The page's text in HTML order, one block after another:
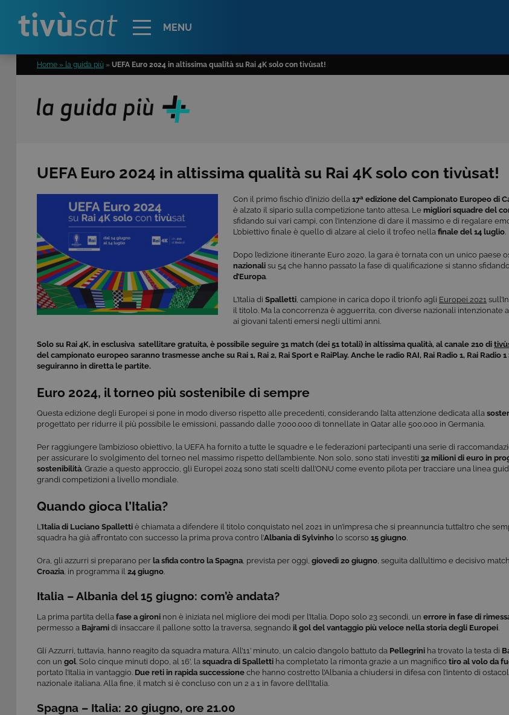
MENU
Home » la guida più » UEFA Euro 2024 in altissima qualità su Rai 4K solo con tivùsat!
UEFA Euro 2024 in altissima qualità su Rai 4K solo con tivùsat!
Con il primo fischio d’inizio della 17ª edizione del Campionato Europeo di
è alzato il sipario sulla competizione tanto attesa. Le migliori squadre del
sfidando sui vari campi, con l’intenzione di dare il massimo e di regalare
L’obiettivo finale è quello di alzare al cielo il trofeo nella finale del 14 luglio.
Dopo l’edizione itinerante Euro 2020, la gara è tornata con un unico paese
nazionali su 54 che hanno passato la fase di qualificazione si stanno
d’Europa.
L’Italia di Spalletti, campione in carica dopo il trionfo agli Europei 2021
il titolo. Ma la concorrenza è agguerrita, con diverse nazionali intenzionate
ai giovani talenti emersi negli ultimi anni.
Solo su Rai 4K, in esclusiva satellitare gratuita, è possibile seguire 31 match (dei 51 totali) in altissima qualità, al canale 210 di
del campionato europeo saranno trasmesse anche su Rai 1, Rai 2, Rai Sport e RaiPlay. Anche le radio RAI, Rai Radio 1, Rai Radio
seguiranno in diretta le partite.
Euro 2024, il torneo più sostenibile di sempre
Questa edizione degli Europei si pone in modo diverso rispetto alle precedenti, considerando l’alta attenzione dedicata alla
progettato per ridurre il più possibile le emissioni, passando dalle 7.000.000 di tonnellate in Qatar alle 500.000 in Germania.
Per raggiungere l’ambizioso obiettivo, la UEFA ha fornito a tutte le squadre e le federazioni partecipanti una serie di
per assicurare lo svolgimento del torneo nel massimo rispetto dell’ambiente. Non solo, sono stati investiti 32 milioni di euro in
sostenibilità. Grazie a questo approccio, gli Europei 2024 sono stati scelti dall’ONU come evento pilota per tracciare una linea
grandi competizioni a livello mondiale.
Quando gioca l’Italia?
L’Italia di Luciano Spalletti è chiamata a difendere il titolo conquistato nel 2021 in un’impresa che si preannuncia tutt’altro che
squadra ha già affrontato con successo la prima prova contro l’Albania di Sylvinho lo scorso 15 giugno.
Ora, gli azzurri si preparano per la sfida contro la Spagna, prevista per oggi, giovedì 20 giugno, seguita dall’ultimo e decisivo
Croazia, in programma il 24 giugno.
Italia – Albania del 15 giugno: com’è andata?
La prima partita della fase a gironi non è iniziata nel migliore dei modi per l’Italia. Dopo solo 23 secondi, un errore in fase di
permesso a Bajrami di insaccare il pallone sotto la traversa, segnando il gol del vantaggio più veloce nella storia degli Europei.
Gli Azzurri, tuttavia, hanno reagito da squadra matura. All’11’ minuto, un calcio d’angolo battuto da Pellegrini ha trovato la testa di
con un gol. Solo cinque minuti dopo, al 16’, la squadra di Spalletti ha completato la rimonta grazie a un magnifico tiro al volo da
portato l’Italia in vantaggio. Due reti in rapida successione che hanno costretto l’Albania a chiudersi in difesa con l’intento di
nazionale italiana. Alla fine, il match si è concluso con un 2 a 1 in favore dell’Italia.
Spagna – Italia: 20 giugno, ore 21.00